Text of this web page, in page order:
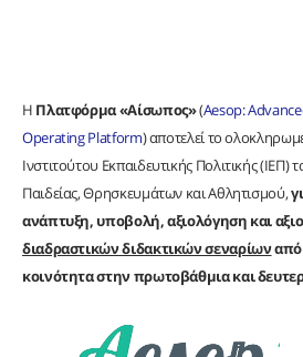
Η Πλατφόρμα «Αίσωπος»(Aesop:
Operating Platform) αποτελεί το
Ινστιτούτου Εκπαιδευτικής Πολιτικής
Παιδείας, Θρησκευμάτων και Αθλητισμού,
ανάπτυξη, υποβολή, αξιολόγηση και
διαδραστικών διδακτικών σεναρίωναπό
κοινότητα στην πρωτοβάθμια και